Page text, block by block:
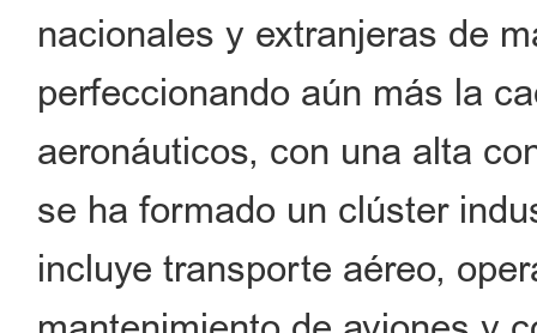
nacionales y extranjeras de
perfeccionando aún más la
aeronáuticos, con una alta
se ha formado un clúster
incluye transporte aéreo,